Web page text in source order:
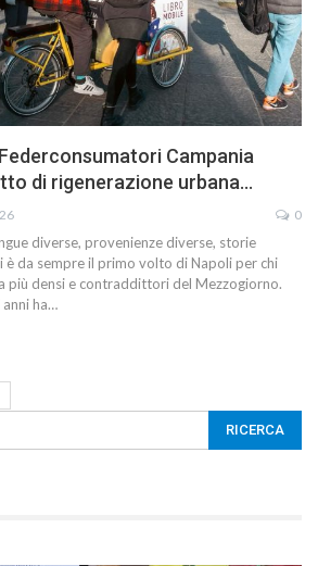
Campania
di rigenerazione urbana…
0
diverse, provenienze diverse, storie
è da sempre il primo volto di Napoli per chi
più densi e contraddittori del Mezzogiorno.
anni ha…